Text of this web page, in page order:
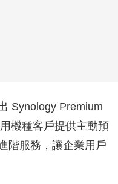
Synology Premium
機種客戶提供主動預
階服務，讓企業用戶